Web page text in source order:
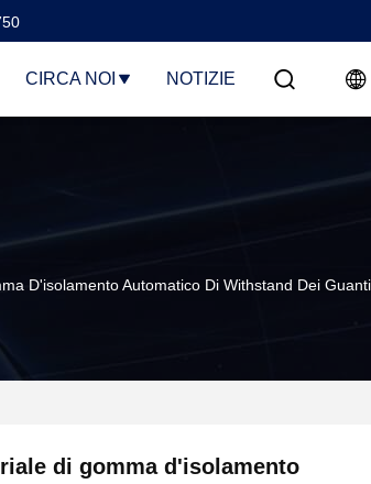
CIRCA NOI NOTIZIE
D'isolamento Automatico Di Withstand Dei
di gomma d'isolamento